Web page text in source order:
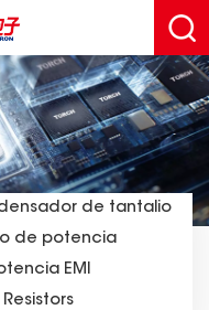
de tantalio
de potencia
EMI
Resistors